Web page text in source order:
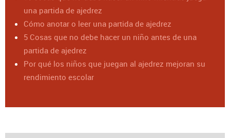
una partida de ajedrez
Cómo anotar o leer una partida de ajedrez
5 Cosas que no debe hacer un niño antes de una
partida de ajedrez
Por qué los niños que juegan al ajedrez mejoran su
rendimiento escolar